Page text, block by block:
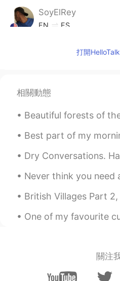
SoyElRey
EN ES
Who knows the
AR EN
عنه وعن منشوره كفى
عن النصارى ودينهم
الجنة. افهموا قبل
فقط.. هذا ضد دينكم
SoyElRey
打開
相關動態
Best part of my mornings is waking up and making
Dry Conversations. Have you ever had a dry
Never think you need a camera to take a good
British Villages Part 2, it reminds me of some
One of my favourite cuisines... Chicken Wings
關注